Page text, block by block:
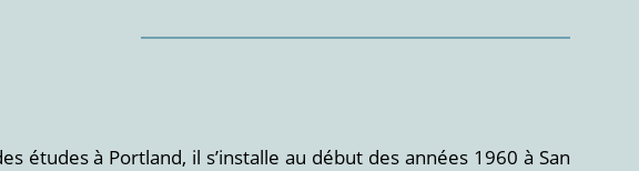
études à Portland, il s’installe au début des années 1960 à San